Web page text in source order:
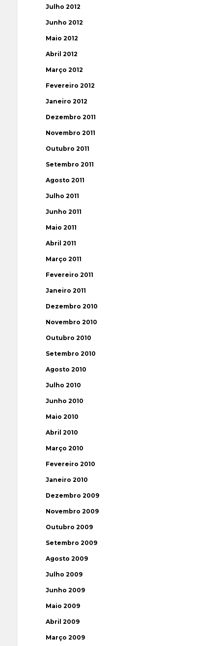
Julho 2012
Junho 2012
Maio 2012
Abril 2012
Março 2012
Fevereiro 2012
Janeiro 2012
Dezembro 2011
Novembro 2011
Outubro 2011
Setembro 2011
Agosto 2011
Julho 2011
Junho 2011
Maio 2011
Abril 2011
Março 2011
Fevereiro 2011
Janeiro 2011
Dezembro 2010
Novembro 2010
Outubro 2010
Setembro 2010
Agosto 2010
Julho 2010
Junho 2010
Maio 2010
Abril 2010
Março 2010
Fevereiro 2010
Janeiro 2010
Dezembro 2009
Novembro 2009
Outubro 2009
Setembro 2009
Agosto 2009
Julho 2009
Junho 2009
Maio 2009
Abril 2009
Março 2009